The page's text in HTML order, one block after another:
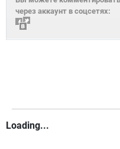
через аккаунт в соцсетях:
Loading...